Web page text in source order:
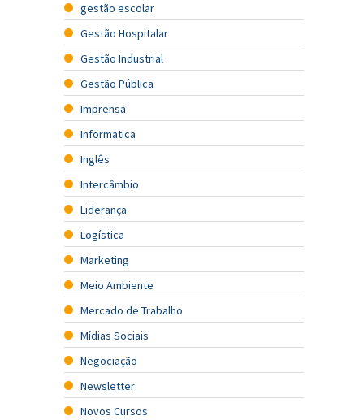
gestão escolar
Gestão Hospitalar
Gestão Industrial
Gestão Pública
Imprensa
Informatica
Inglês
Intercâmbio
Liderança
Logística
Marketing
Meio Ambiente
Mercado de Trabalho
Mídias Sociais
Negociação
Newsletter
Novos Cursos